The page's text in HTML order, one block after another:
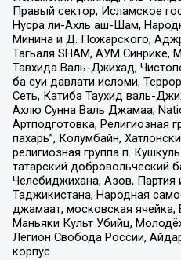
Правый сектор, Исламское
Нусра ли-Ахль аш-Шам,
Минина и Д. Пожарского,
Тагьаля SHAM, АУМ
Тавхида Валь-Джихад,
ба суи давлати исломи,
Сеть, Катиба Таухид валь-
Ахлю Сунна Валь Джамаа,
Артподготовка, Религиозная
пахарь”, Колумбайн,
религиозная группа п.
татарский добровольческий
Челебиджихана, Азов,
Таджикистана, Народная
джамаат, московская
Маньяки Культ Убийц,
Легион Свобода России,
корпус